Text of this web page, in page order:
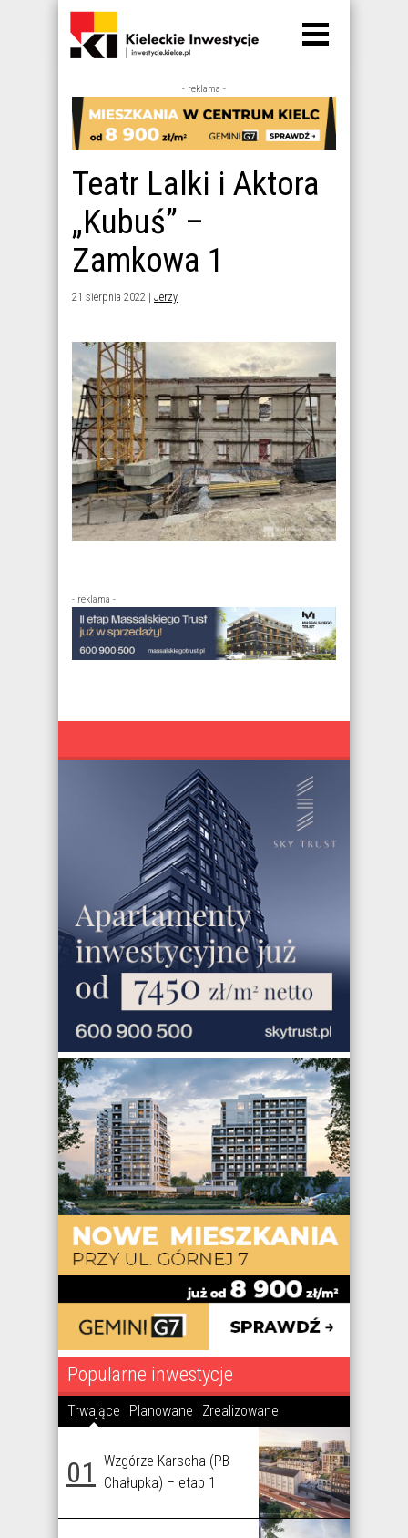
- reklama -
Teatr Lalki i Aktora
„Kubuś” –
Zamkowa 1
21 sierpnia 2022 | Jerzy
- reklama -
Popularne inwestycje
Trwające Planowane Zrealizowane
01
Wzgórze Karscha (PB
Chałupka) – etap 1